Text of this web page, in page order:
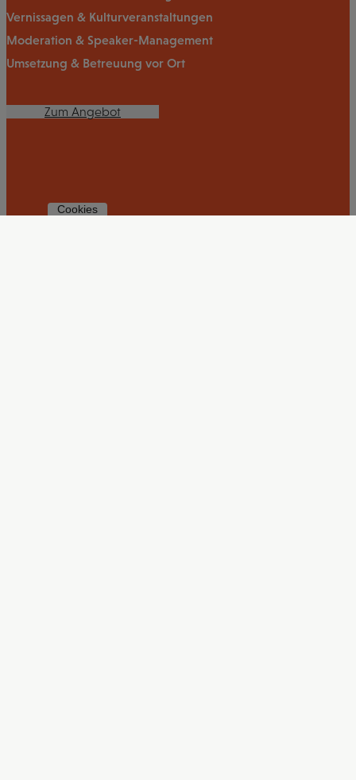
Vernissagen & Kulturveranstaltungen
Moderation & Speaker-Management
Umsetzung & Betreuung vor Ort
Zum Angebot
Cookies